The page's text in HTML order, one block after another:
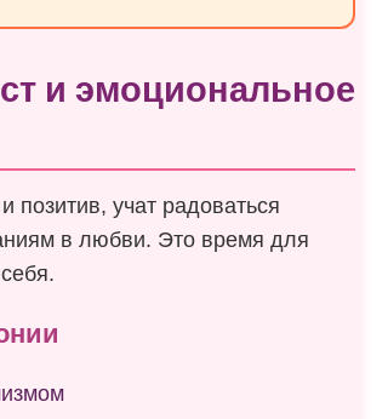
и эмоциональное
учат радоваться
в любви. Это время для